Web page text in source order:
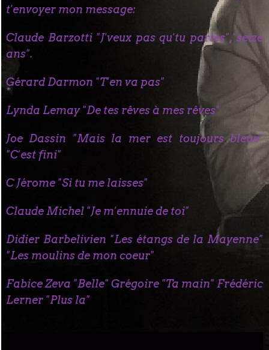
t'envoyer mon message:
Claude Barzotti "J'veux pas qu'tu partes","seize
ans".
Gérard Darmon "T'en va pas"
Lynda Lemay "De tes rêves à mes rêves"
Joe Dassin "Mais la mer est toujours bleue"
"C'est fini"
C Jérome "Si tu me laisses"
Claude Michel "Je m'ennuie de toi"
Didier Barbelivien "Les étangs de la Mayenne"
"Les moulins de mon coeur"
Fabice Zeva "Belle" Grégoire "Ta main" Frédéric
Lerner "Plus la"